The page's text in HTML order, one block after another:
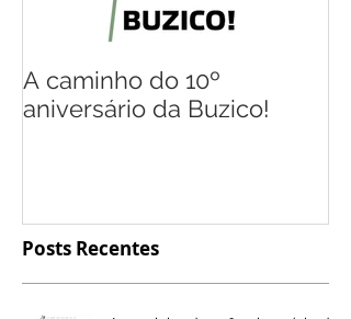
A caminho do 10º
aniversário da Buzico!
Posts Recentes